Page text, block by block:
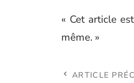
« Cet article
même. »
ARTICLE